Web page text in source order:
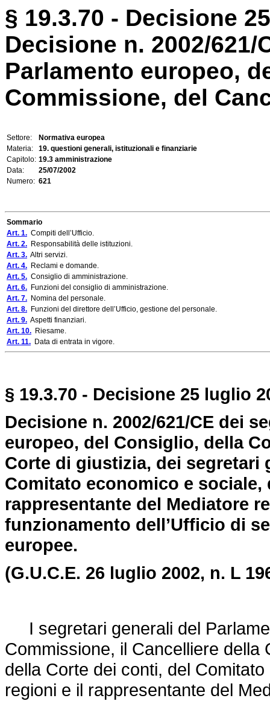
§ 19.3.70 - Decisione
Decisione n. 2002/
Parlamento europeo,
Commissione, del
Settore:
Normativa europea
Materia:
19. questioni generali, istituzionali e finanziarie
Capitolo: 19.3 amministrazione
Data:
25/07/2002
Numero: 621
Sommario
Art. 1. Compiti dell’Ufficio.
Art. 2. Responsabilità delle istituzioni.
Art. 3. Altri servizi.
Art. 4. Reclami e domande.
Art. 5. Consiglio di amministrazione.
Art. 6. Funzioni del consiglio di amministrazione.
Art. 7. Nomina del personale.
Art. 8. Funzioni del direttore dell’Ufficio, gestione del personale.
Art. 9. Aspetti finanziari.
Art. 10. Riesame.
Art. 11. Data di entrata in vigore.
§ 19.3.70 - Decisione 25 luglio
Decisione n. 2002/621/CE dei
europeo, del Consiglio, della
Corte di giustizia, dei segretari
Comitato economico e
rappresentante del Mediatore
funzionamento dell’Ufficio di
europee.
(G.U.C.E. 26 luglio 2002, n. L
I segretari generali del
Commissione, il Cancelliere
della Corte dei conti, del
regioni e il rappresentante del